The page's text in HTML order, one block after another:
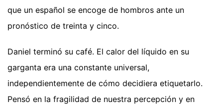
que un español se encoge de hombros ante un
pronóstico de treinta y cinco.
Daniel terminó su café. El calor del líquido en su
garganta era una constante universal,
independientemente de cómo decidiera etiquetarlo.
Pensó en la fragilidad de nuestra percepción y en